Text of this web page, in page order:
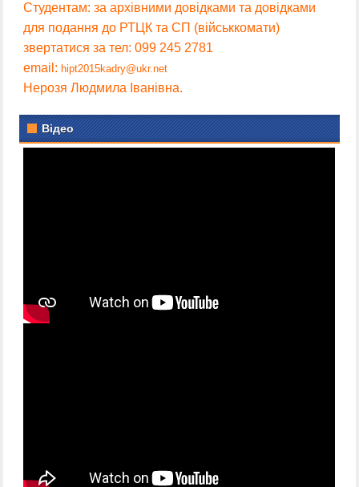
Студентам: за архівними довідками та довідками
для подання до РТЦК та СП (військкомати)
звертатися за тел: 099 245 2781
email:hipt2015kadry@ukr.net
Нерозя Людмила Іванівна.
Відео